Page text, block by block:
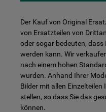
Der Kauf von Original
von Ersatzteilen von
oder sogar bedeuten,
werden kann. Wir
nach einem hohen
wurden. Anhand Ihrer
Bilder mit allen
stellen, so dass Sie das
können.